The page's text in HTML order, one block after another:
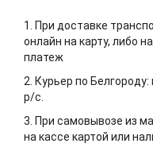
1. При доставке
онлайн на карту, либо
платеж
2. Курьер по
р/с.
3. При самовывозе из
на кассе картой или